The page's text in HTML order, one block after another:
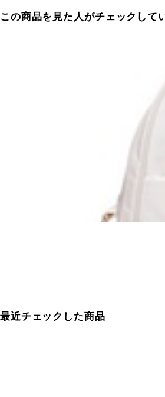
この商品を見た人がチェックして
最近チェックした商品